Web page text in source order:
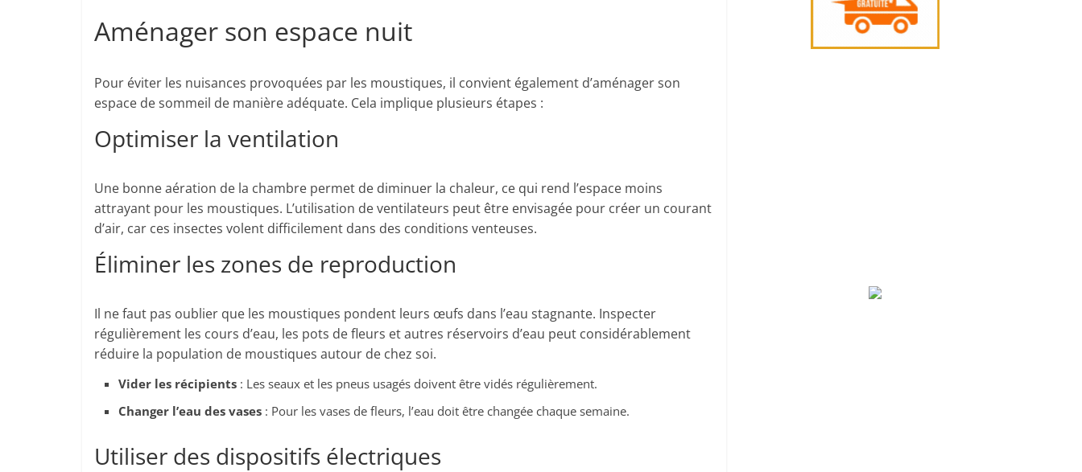
Aménager son espace nuit
Pour éviter les nuisances provoquées par les moustiques, il convient également d’aménager son
espace de sommeil de manière adéquate. Cela implique plusieurs étapes :
Optimiser la ventilation
Une bonne aération de la chambre permet de diminuer la chaleur, ce qui rend l’espace moins
attrayant pour les moustiques. L’utilisation de ventilateurs peut être envisagée pour créer un courant
d’air, car ces insectes volent difficilement dans des conditions venteuses.
Éliminer les zones de reproduction
Il ne faut pas oublier que les moustiques pondent leurs œufs dans l’eau stagnante. Inspecter
régulièrement les cours d’eau, les pots de fleurs et autres réservoirs d’eau peut considérablement
réduire la population de moustiques autour de chez soi.
Vider les récipients : Les seaux et les pneus usagés doivent être vidés régulièrement.
Changer l’eau des vases : Pour les vases de fleurs, l’eau doit être changée chaque semaine.
Utiliser des dispositifs électriques